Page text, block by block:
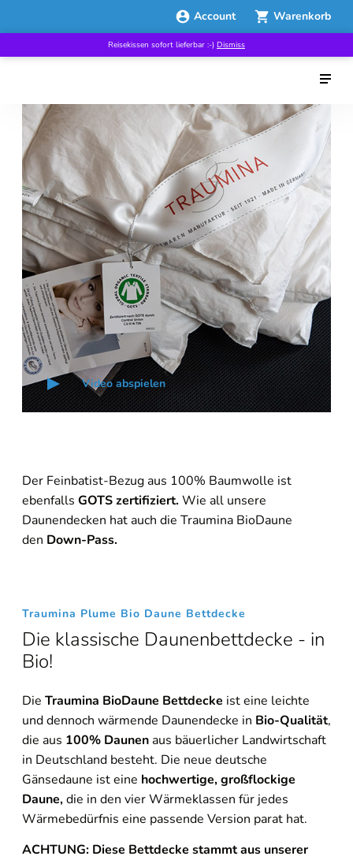
Account Warenkorb
Reisekissen sofort lieferbar :-) Dismiss
Video abspielen
Der Feinbatist-Bezug aus 100% Baumwolle ist
ebenfalls GOTS zertifiziert.Wie all unsere
Daunendecken hat auch die Traumina BioDaune
den Down-Pass.
Traumina Plume Bio Daune Bettdecke
Die klassische Daunenbettdecke - in
Bio!
Die Traumina BioDaune Bettdecke ist eine leichte
und dennoch wärmende Daunendecke in Bio-Qualität,
die aus 100% Daunenaus bäuerlicher Landwirtschaft
in Deutschland besteht. Die neue deutsche
Gänsedaune ist eine hochwertige, großflockige
Daune,die in den vier Wärmeklassen für jedes
Wärmebedürfnis eine passende Version parat hat.
ACHTUNG: Diese Bettdecke stammt aus unserer